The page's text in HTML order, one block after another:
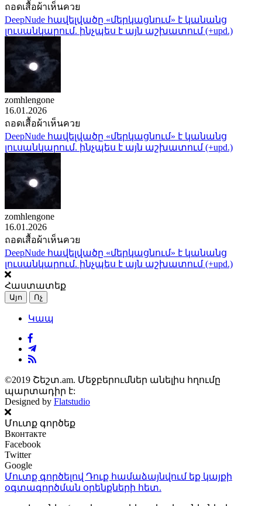
ถอดเสื้อผ้าเห็นควย
DeepNude հավելվածը «մերկացնում» է կանանց
լուսանկարում. ինչպես է այն աշխատում (+upd.)
zomhlengone
16.01.2026
ถอดเสื้อผ้าเห็นควย
DeepNude հավելվածը «մերկացնում» է կանանց
լուսանկարում. ինչպես է այն աշխատում (+upd.)
zomhlengone
16.01.2026
ถอดเสื้อผ้าเห็นควย
DeepNude հավելվածը «մերկացնում» է կանանց
լուսանկարում. ինչպես է այն աշխատում (+upd.)
Հաստատեք
Այո Ոչ
Կապ
©2019 Շեշտ.am. Մեջբերումներ անելիս հղումը
պարտադիր է:
Designed by Flatstudio
Մուտք գործեք
Вконтакте
Facebook
Twitter
Google
Մուտք գործելով Դուք համաձայնվում եք կայքի
օգտագործման օրենքների հետ.